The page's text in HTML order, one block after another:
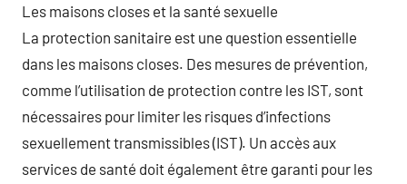
Les maisons closes et la santé sexuelle
La protection sanitaire est une question essentielle
dans les maisons closes. Des mesures de prévention,
comme l’utilisation de protection contre les IST, sont
nécessaires pour limiter les risques d’infections
sexuellement transmissibles (IST). Un accès aux
services de santé doit également être garanti pour les